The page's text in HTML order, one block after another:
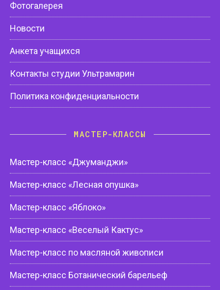
Фотогалерея
Новости
Анкета учащихся
Контакты студии Ультрамарин
Политика конфиденциальности
МАСТЕР-КЛАССЫ
Мастер-класс «Джуманджи»
Мастер-класс «Лесная опушка»
Мастер-класс «Яблоко»
Мастер-класс «Веселый Кактус»
Мастер-класс по масляной живописи
Мастер-класс Ботанический барельеф